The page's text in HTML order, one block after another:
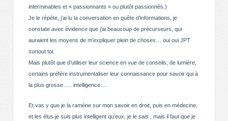
interminables et « passionnants » ou plutôt passionnés.)
Je le répète, j’ai lu la conversation en quête d’informations, je
constate avec évidence que j’ai beaucoup de précurseurs, qui
auraient les moyens de m’expliquer plein de choses… oui oui JPT
surtout toi.
Mais plutôt que d’utiliser leur science en vue de conseils, de lumière,
certains préfère instrumentaliser leur connaissance pour savoir qui à
la plus grosse….. intelligence….
Et vas y que je la ramène sur mon savoir en droit, puis en médecine,
et les élus je suis plus intelligent qu’eux, je le sais , mais il faut que je